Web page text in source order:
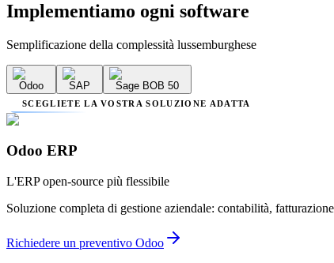
Implementiamo ogni software
Semplificazione della complessità lussemburghese
Odoo SAP Sage BOB 50
SCEGLIETE LA VOSTRA SOLUZIONE ADATTA
Odoo ERP
L'ERP open-source più flessibile
Soluzione completa di gestione aziendale: contabilità,
Richiedere un preventivo Odoo